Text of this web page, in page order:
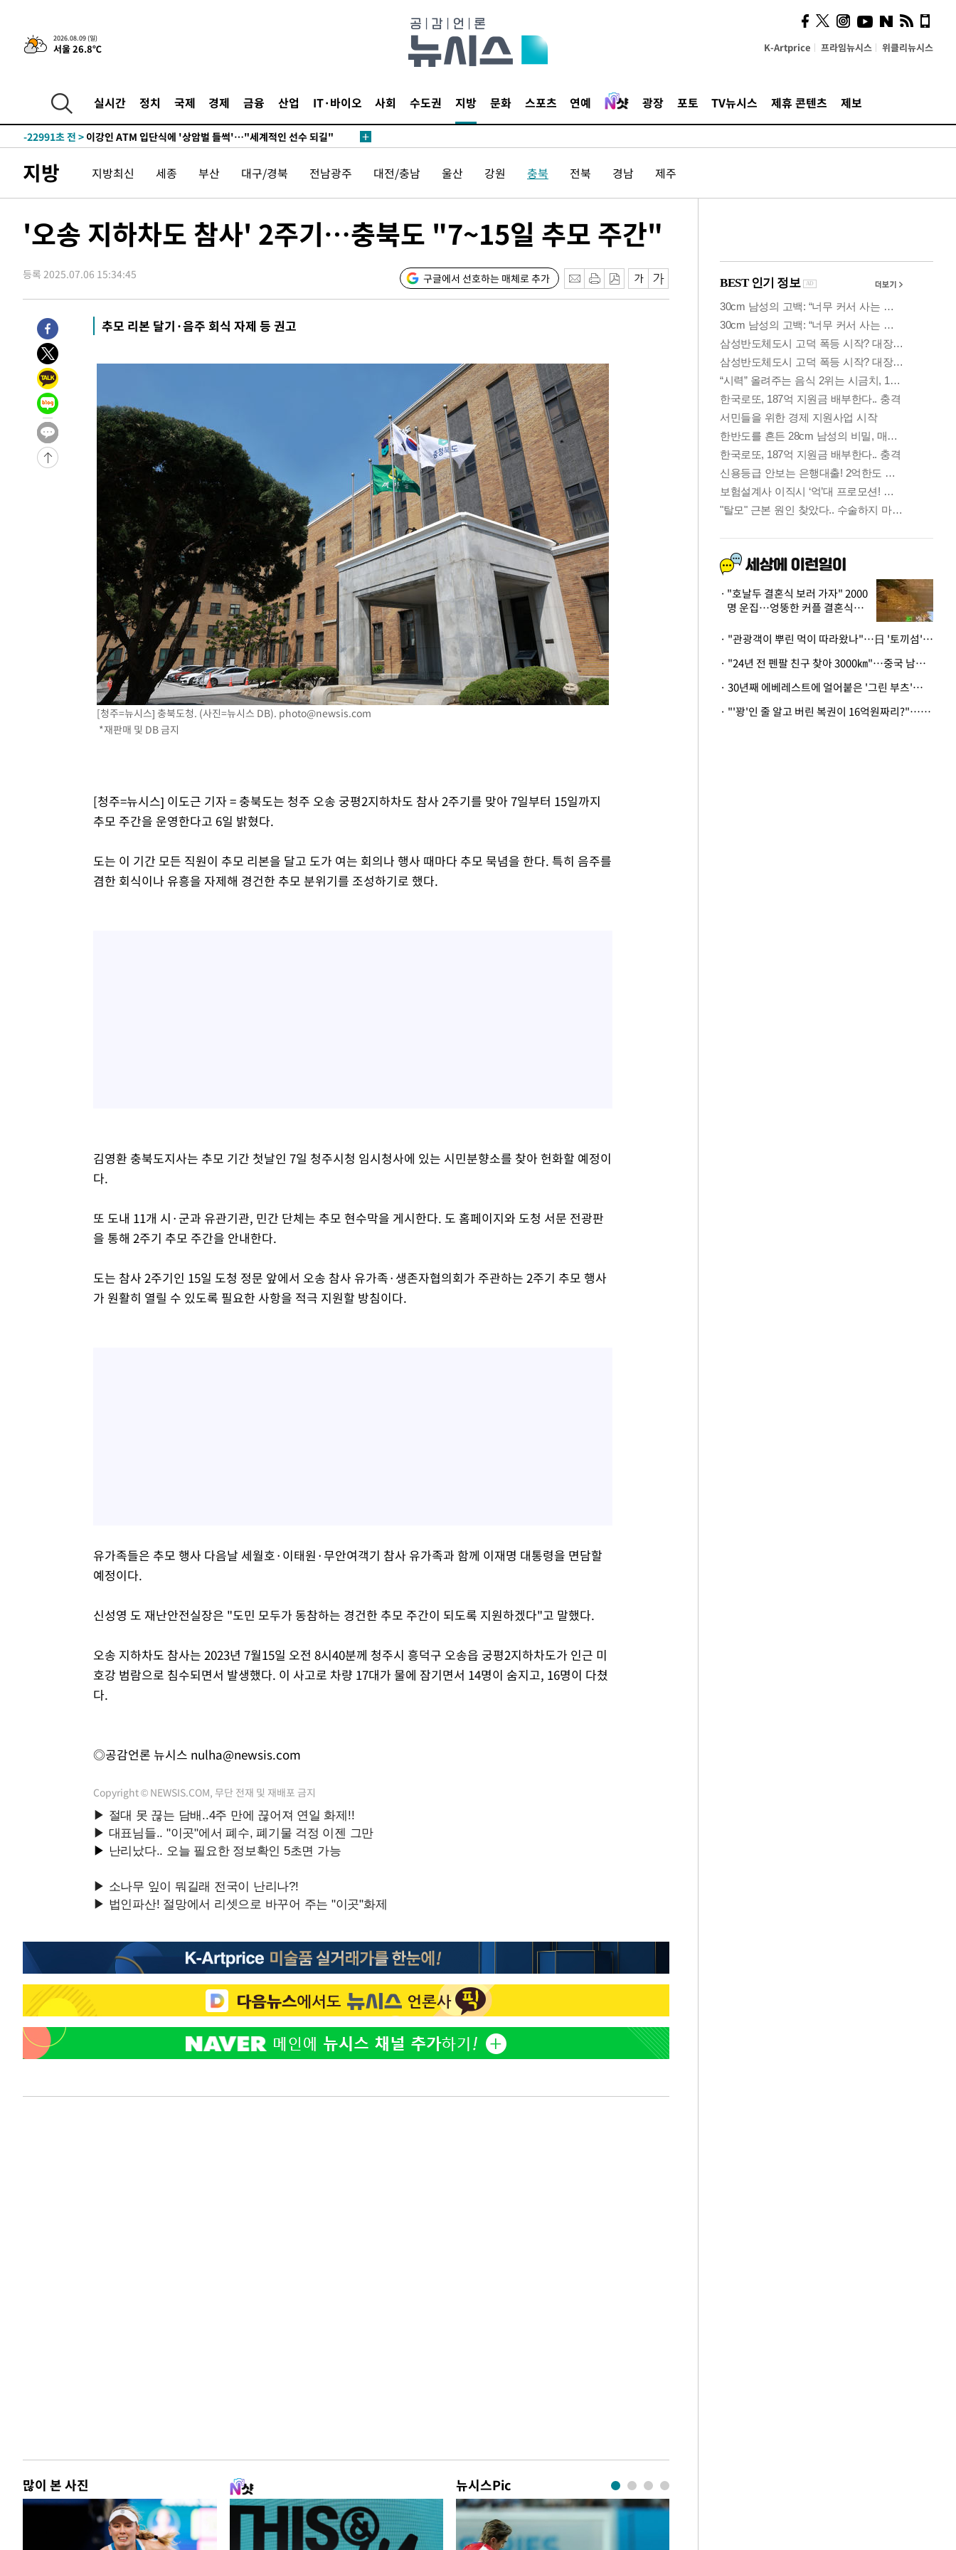
2026.08.09 (일)
서울 26.8℃ K-Artprice 프라임뉴시스 위클리뉴시스
실시간 정치 국제 경제 금융 산업 IT·바이오 사회 수도권 지방 문화 스포츠 연예 광장 포토 TV뉴시스 제휴 콘텐츠 제보
-31314초 전 >이강인, 5만 관중 앞 ATM 데뷔…뜨거운 응원 속 새출발(종합)
-31070초 전 >'AT마드리드 7번' 이강인 데뷔전…맨시티에 1-3 역전패(종합)
-28311초 전 >
[속보]'AT마드리드 7번' 이강인, 맨시티 상대로 비공식 데뷔전
-26375초 전 >
-22971초 전 > 이강인 ATM 입단식에 '상암벌 들썩'…"세계적인 선수 되길"
-19313초 전 >
AT마드리드 데뷔 앞둔 이강인, 맨시티전 선발 대신 '벤치 시작'
-17943초 전 >[속보]與 강원·TK 당원투표 합산 김민석 48.54%로 승리…정청래
44.53%
-17117초 전 > [속보]與전대 권리당원투표…강원·경북 김민석, 대구 정청래 승리
45.71%
-16826초 전 >[속보]與 당대표 경선, 대구 권리당원 투표 정청래 47.82%·김민석
-16623초 전 >[속보]與 당대표 경선, 강원 권리당원 투표 김민석 승리…50.30%
-14541초 전 >
"일본축구협회, 대한축구협회 성 접대 의혹 심판 조사"
-7183초 전 >
[속보]장은수, KLPGA 제주삼다수 역전 우승…데뷔 10년 차에 첫 정
-2548초 전 >
-2475초 전 >
-1747초 전 >
-499초 전 >
이강인, 오늘 서울서 AT마드리드 입단식…'전례 없는 특급대우'
-31334초 전 >
이강인, 5만 관중 앞 ATM 데뷔…뜨거운 응원 속 새출발(종합)
-31090초 전 >
'AT마드리드 7번' 이강인 데뷔전…맨시티에 1-3 역전패(종합)
'AT마드리드 7번' 이강인, 맨시티 상대로 비공식 데뷔전
[속보]'AT마드리드 7번' 이강인, 맨시티 상대로 비공식 데뷔전
네타냐후, 트럼프의 가자 평화 2차 15개조 평화안 '거부'
이강인 ATM 입단식에 '상암벌 들썩'…"세계적인 선수 되길"
태풍 돌핀, 중 저장성 타이저우시 해안에 상륙 (1보)
AT마드리드 데뷔 앞둔 이강인, 맨시티전 선발 대신 '벤치 시작'
[속보]與 강원·TK 당원투표 합산 김민석 48.54%로 승리…정청래
與 강원·TK 당원투표 합산 김민석 46.01%로 승리…정청래
[속보]與전대 권리당원투표…강원·경북 김민석, 대구 정청래 승리
[속보]與 당대표 경선, 경북 권리당원 투표 김민석 47.37%·정청래
[속보]與 당대표 경선, 대구 권리당원 투표 정청래 47.82%·김민석
[속보]與 당대표 경선, 강원 권리당원 투표 김민석 승리…50.30%
"일본축구협회, 대한축구협회 성 접대 의혹 심판 조사"
[속보]장은수, KLPGA 제주삼다수 역전 우승…데뷔 10년 차에 첫 정
'2경기 연속 침묵' 손흥민, 톨루카전 68분만 뛰고 슈팅 0개
이강인, 오늘 서울서 AT마드리드 입단식…'전례 없는 특급대우'
지방 지방최신 세종 부산 대구/경북 전남광주 대전/충남 울산 강원 충북 전북 경남 제주
'오송 지하차도 참사' 2주기…충북도 "7~15일 추모 주간"
등록 2025.07.06 15:34:45 구글에서 선호하는 매체로 추가
추모 리본 달기·음주 회식 자제 등 권고
[청주=뉴시스] 충북도청. (사진=뉴시스 DB). photo@newsis.com
*재판매 및 DB 금지
[청주=뉴시스] 이도근 기자 = 충북도는 청주 오송 궁평2지하차도 참사 2주기를 맞아 7일부터 15일까지
추모 주간을 운영한다고 6일 밝혔다.
도는 이 기간 모든 직원이 추모 리본을 달고 도가 여는 회의나 행사 때마다 추모 묵념을 한다. 특히 음주를
겸한 회식이나 유흥을 자제해 경건한 추모 분위기를 조성하기로 했다.
김영환 충북도지사는 추모 기간 첫날인 7일 청주시청 임시청사에 있는 시민분향소를 찾아 헌화할 예정이
다.
또 도내 11개 시·군과 유관기관, 민간 단체는 추모 현수막을 게시한다. 도 홈페이지와 도청 서문 전광판
을 통해 2주기 추모 주간을 안내한다.
도는 참사 2주기인 15일 도청 정문 앞에서 오송 참사 유가족·생존자협의회가 주관하는 2주기 추모 행사
가 원활히 열릴 수 있도록 필요한 사항을 적극 지원할 방침이다.
유가족들은 추모 행사 다음날 세월호·이태원·무안여객기 참사 유가족과 함께 이재명 대통령을 면담할
예정이다.
신성영 도 재난안전실장은 "도민 모두가 동참하는 경건한 추모 주간이 되도록 지원하겠다"고 말했다.
오송 지하차도 참사는 2023년 7월15일 오전 8시40분께 청주시 흥덕구 오송읍 궁평2지하차도가 인근 미
호강 범람으로 침수되면서 발생했다. 이 사고로 차량 17대가 물에 잠기면서 14명이 숨지고, 16명이 다쳤
다.
◎공감언론 뉴시스 nulha@newsis.com
Copyright © NEWSIS.COM, 무단 전재 및 재배포 금지
많이 본 사진 뉴시스Pic
사이 해답 찾았죠"…알을
깨고 나온 '초자아'
"호날두 결혼식 보러 가자" 2000
명 운집…엉뚱한 커플 결혼식에
· "관광객이 뿌린 먹이 따라왔나"…日 '토끼섬' 멧돼지, 토끼까지 사냥
· "24년 전 펜팔 친구 찾아 3000㎞"…중국 남성 사연에 '뭉클'
· 30년째 에베레스트에 얼어붙은 '그린 부츠'…드디어 가족 품으로
· "'꽝'인 줄 알고 버린 복권이 16억원짜리?"…극적으로 되찾은 사연